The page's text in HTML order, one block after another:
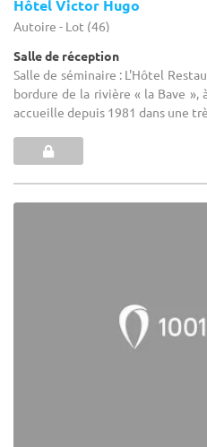
Hôtel Victor Hugo
Autoire - Lot (46)
Salle de réception
Salle de séminaire : L'Hôtel
bordure de la rivière « la Bave
accueille depuis 1981 dans une